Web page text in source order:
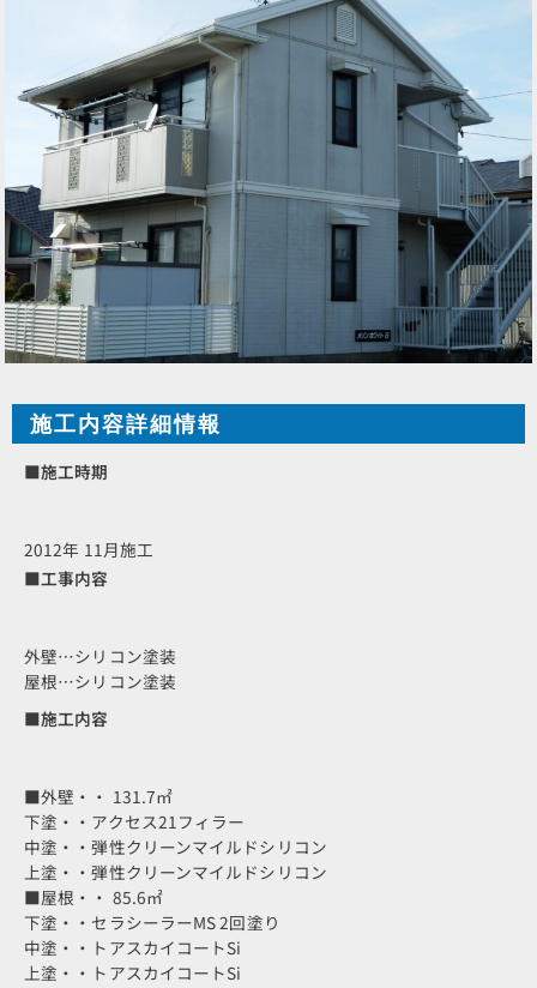
施工内容詳細情報
■施工時期
2012年 11月施工
■工事内容
外壁…シリコン塗装
屋根…シリコン塗装
■施工内容
■外壁・・ 131.7㎡
下塗・・アクセス21フィラー
中塗・・弾性クリーンマイルドシリコン
上塗・・弾性クリーンマイルドシリコン
■屋根・・ 85.6㎡
下塗・・セラシーラーMS 2回塗り
中塗・・トアスカイコートSi
上塗・・トアスカイコートSi